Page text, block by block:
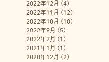
2022年12月 (4)
2022年11月 (12)
2022年10月 (10)
2022年9月 (5)
2022年2月 (1)
2021年1月 (1)
2020年12月 (2)